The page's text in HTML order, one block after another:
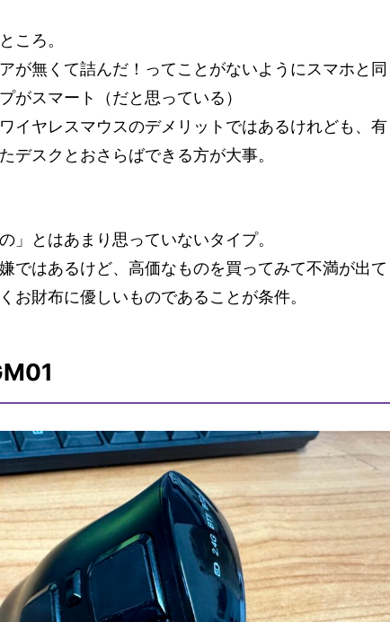
ころ。
が無くて詰んだ！ってことがないようにスマホと同
がスマート（だと思っている）
イヤレスマウスのデメリットではあるけれども、有
デスクとおさらばできる方が大事。
」とはあまり思っていないタイプ。
ではあるけど、高価なものを買ってみて不満が出て
お財布に優しいものであることが条件。